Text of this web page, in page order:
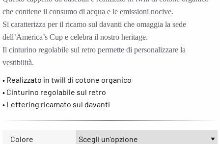
che contiene il consumo di acqua e le emissioni nocive.
Si caratterizza per il ricamo sul davanti che omaggia la sede
dell’America’s Cup e celebra il nostro heritage.
Il cinturino regolabile sul retro permette di personalizzare la
vestibilità.
• Realizzato in twill di cotone organico
• Cinturino regolabile sul retro
• Lettering ricamato sul davanti
Colore